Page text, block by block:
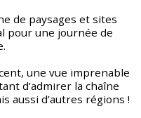
de paysages et sites
pour une journée de
une vue imprenable
d’admirer la chaîne
aussi d’autres régions !